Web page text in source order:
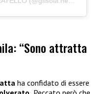
“Sono attratta
ha confidato di essere